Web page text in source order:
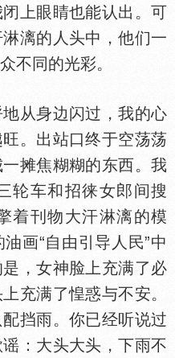
上眼睛也能认出。可
漓的人头中，他们一
不同的光彩。
从身边闪过，我的心
。出站口终于空荡荡
摊焦糊糊的东西。我
轮车和招徕女郎间搜
着刊物大汗淋漓的模
画“自由引导人民”中
，女神脸上充满了必
充满了惶惑与不安。
挡雨。你已经听说过
：大头大头，下雨不